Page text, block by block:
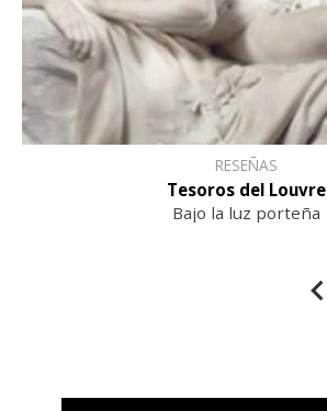
RESEÑAS
Tesoros del Louvre
Bajo la luz porteña